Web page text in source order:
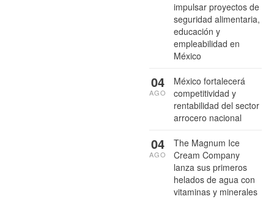
impulsar proyectos de
seguridad alimentaria,
educación y
empleabilidad en
México
México fortalecerá
competitividad y
rentabilidad del sector
arrocero nacional
04
AGO
The Magnum Ice
Cream Company
lanza sus primeros
helados de agua con
vitaminas y minerales
04
AGO